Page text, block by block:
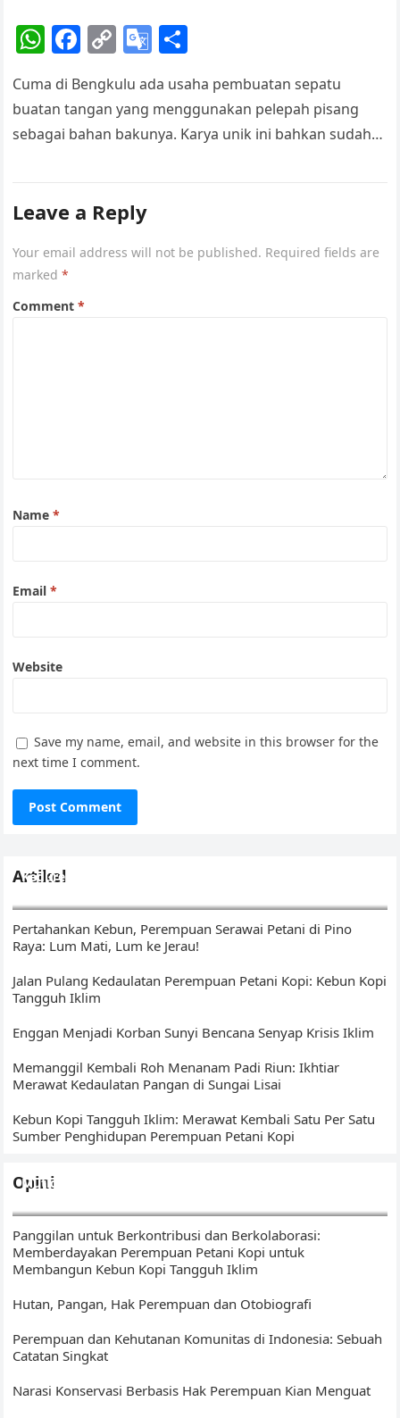
at
e
W
at
s
A
p
F
c
e
o
k
C
p
y
k
G
o
gl
e
sl
ar
e
Cuma di Bengkulu ada usaha pembuatan sepatu
buatan tangan yang menggunakan pelepah pisang
sebagai bahan bakunya. Karya unik ini bahkan sudah
dari seorang perempuan yang cuma hendak
rumahnya. Siapa perempuan ini?
Leave a Reply
Your email address will not be published. Required fields are
marked*
Comment*
Name*
Email*
Website
Save my name, email, and website in this browser for the
next time I comment.
Artikel
Kedurei Kawo: Ikhtiar Menunaikan Amanat di Kebun Kopi
Pertahankan Kebun, Perempuan Serawai Petani di Pino
Raya: Lum Mati, Lum ke Jerau!
Jalan Pulang Kedaulatan Perempuan Petani Kopi: Kebun Kopi
Tangguh Iklim
Enggan Menjadi Korban Sunyi Bencana Senyap Krisis Iklim
Memanggil Kembali Roh Menanam Padi Riun: Ikhtiar
Merawat Kedaulatan Pangan di Sungai Lisai
Kebun Kopi Tangguh Iklim: Merawat Kembali Satu Per Satu
Sumber Penghidupan Perempuan Petani Kopi
Opini
Mutigh Kawo(e): Dari Bengkulu, Membangun Narasi Kopi
Panggilan untuk Berkontribusi dan Berkolaborasi:
Memberdayakan Perempuan Petani Kopi untuk
Membangun Kebun Kopi Tangguh Iklim
Hutan, Pangan, Hak Perempuan dan Otobiografi
Perempuan dan Kehutanan Komunitas di Indonesia: Sebuah
Catatan Singkat
Narasi Konservasi Berbasis Hak Perempuan Kian Menguat